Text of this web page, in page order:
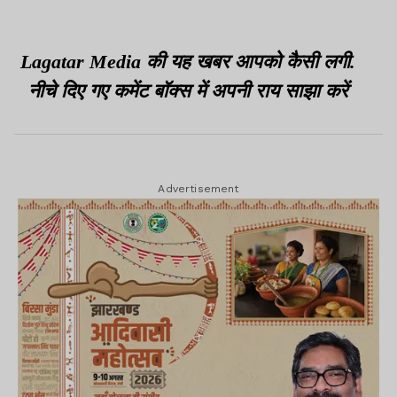
Lagatar Media की यह खबर आपको कैसी लगी.
नीचे दिए गए कमेंट बॉक्स में अपनी राय साझा करें
Advertisement